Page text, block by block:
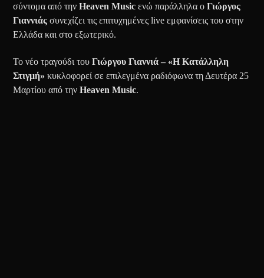
σύντομα από τηνHeaven Music ενώ παράλληλα οΓιώργος
Γιαννιάς συνεχίζει τις επιτυχημένες live εμφανίσεις του στην
Ελλάδα και στο εξωτερικό.
Το νέο τραγούδι τουΓιώργου Γιαννιά – «Η Κατάλληλη
Στιγμή» κυκλοφορεί σε επιλεγμένα ραδιόφωνα τη Δευτέρα 25
Μαρτίου από τηνHeaven Music.